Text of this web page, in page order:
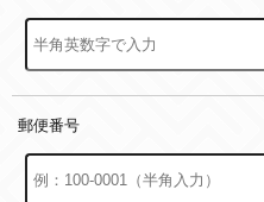
郵便番号